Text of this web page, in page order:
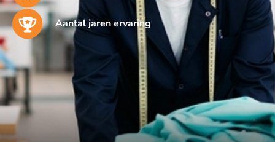
Aantal jaren ervaring